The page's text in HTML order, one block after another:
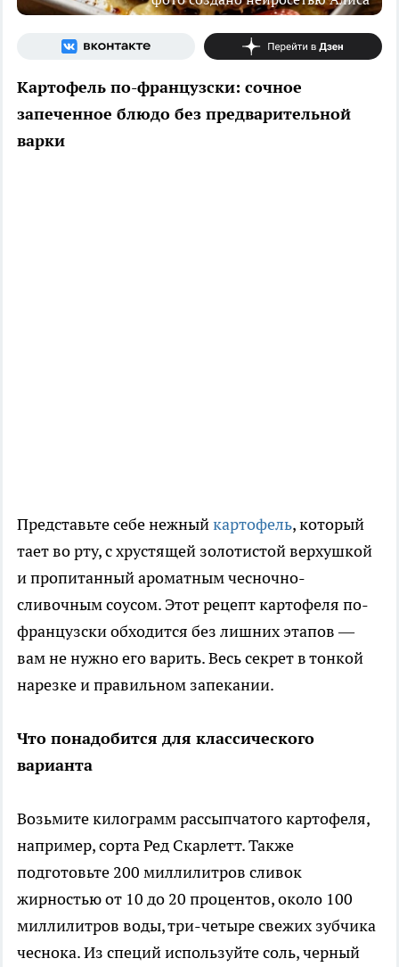
Картофель по-французски: сочное
запеченное блюдо без предварительной
варки
Представьте себе нежныйкартофель, который
тает во рту, с хрустящей золотистой верхушкой
и пропитанный ароматным чесночно-
сливочным соусом. Этот рецепт картофеля по-
французски обходится без лишних этапов —
вам не нужно его варить. Весь секрет в тонкой
нарезке и правильном запекании.
Что понадобится для классического
варианта
Возьмите килограмм рассыпчатого картофеля,
например, сорта Ред Скарлетт. Также
подготовьте 200 миллилитров сливок
жирностью от 10 до 20 процентов, около 100
миллилитров воды, три-четыре свежих зубчика
чеснока. Из специй используйте соль, черный